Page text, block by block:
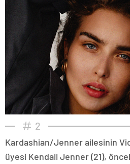
2
Kardashian/Jenner ailesinin
üyesi Kendall Jenner (21),